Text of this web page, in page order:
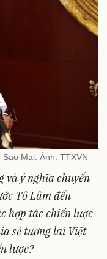
Mai. Ảnh: TTXVN
và ý nghĩa chuyến
Tô Lâm đến
hợp tác chiến lược
sẻ tương lai Việt
lược?